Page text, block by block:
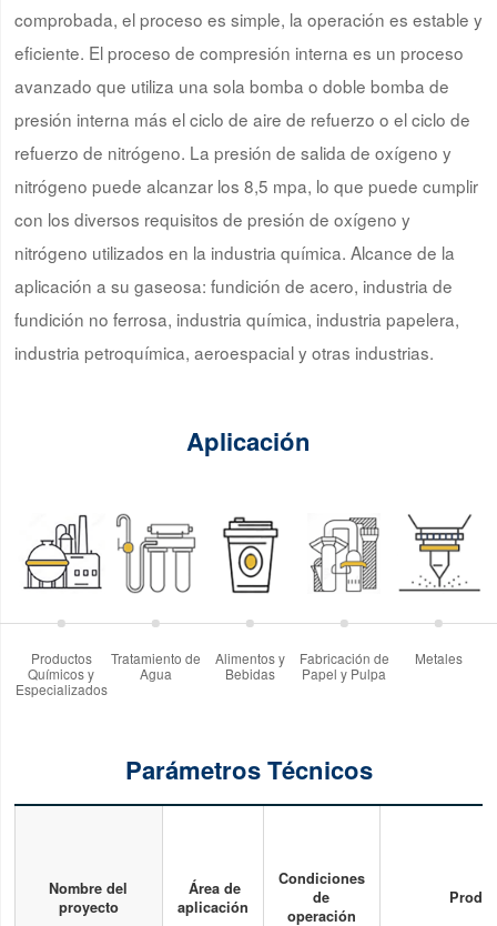
comprobada, el proceso es simple, la operación es estable y
eficiente. El proceso de compresión interna es un proceso
avanzado que utiliza una sola bomba o doble bomba de
presión interna más el ciclo de aire de refuerzo o el ciclo de
refuerzo de nitrógeno. La presión de salida de oxígeno y
nitrógeno puede alcanzar los 8,5 mpa, lo que puede cumplir
con los diversos requisitos de presión de oxígeno y
nitrógeno utilizados en la industria química. Alcance de la
aplicación a su gaseosa: fundición de acero, industria de
fundición no ferrosa, industria química, industria papelera,
industria petroquímica, aeroespacial y otras industrias.
Aplicación
Productos
Químicos y
Especializados
Tratamiento de
Agua
Alimentos y
Bebidas
Fabricación de
Papel y Pulpa
Metales
Parámetros Técnicos
Nombre del
proyecto
Área de
aplicación
Condiciones
de
operación